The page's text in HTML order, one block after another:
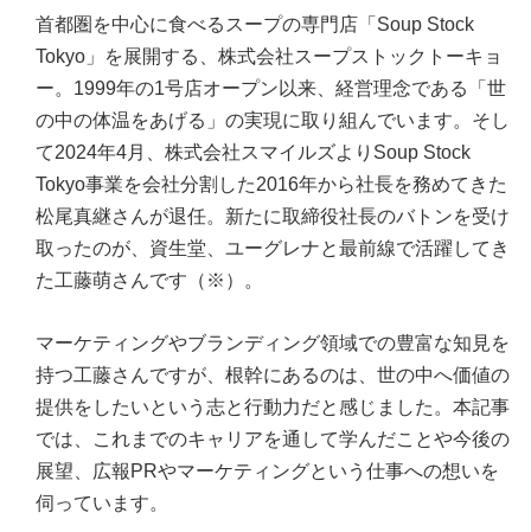
首都圏を中心に食べるスープの専門店「Soup Stock
Tokyo」を展開する、株式会社スープストックトーキョ
ー。1999年の1号店オープン以来、経営理念である「世
の中の体温をあげる」の実現に取り組んでいます。そし
て2024年4月、株式会社スマイルズよりSoup Stock
Tokyo事業を会社分割した2016年から社長を務めてきた
松尾真継さんが退任。新たに取締役社長のバトンを受け
取ったのが、資生堂、ユーグレナと最前線で活躍してき
た工藤萌さんです（※）。
マーケティングやブランディング領域での豊富な知見を
持つ工藤さんですが、根幹にあるのは、世の中へ価値の
提供をしたいという志と行動力だと感じました。本記事
では、これまでのキャリアを通して学んだことや今後の
展望、広報PRやマーケティングという仕事への想いを
伺っています。